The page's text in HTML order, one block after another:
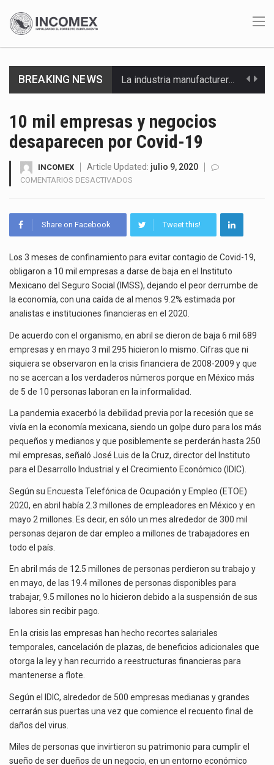
BREAKING NEWS La industria manufacturera de exportación afiliada a Index en Nuevo León ha alcanzado hasta 10%…
El secretario de Economía de México, Marcelo Ebrard Casaubon, sostuvo una reunión de trabajo con…
La reforma que reduce la jornada laboral a 40 horas semanales omitió precisar su aplicación…
10 mil empresas y negocios
desaparecen por Covid-19
INCOMEX Article Updated: julio 9, 2020
COMENTARIOS DESACTIVADOS
EMPRESAS
DESAPARECEN
POR
COVID-
19
Share on Facebook Tweet this!
Los 3 meses de confinamiento para evitar contagio de Covid-19,
obligaron a 10 mil empresas a darse de baja en el Instituto
Mexicano del Seguro Social (IMSS), dejando el peor derrumbe de
la economía, con una caída de al menos 9.2% estimada por
analistas e instituciones financieras en el 2020.
De acuerdo con el organismo, en abril se dieron de baja 6 mil 689
empresas y en mayo 3 mil 295 hicieron lo mismo. Cifras que ni
siquiera se observaron en la crisis financiera de 2008-2009 y que
no se acercan a los verdaderos números porque en México más
de 5 de 10 personas laboran en la informalidad.
La pandemia exacerbó la debilidad previa por la recesión que se
vivía en la economía mexicana, siendo un golpe duro para los más
pequeños y medianos y que posiblemente se perderán hasta 250
mil empresas, señaló José Luis de la Cruz, director del Instituto
para el Desarrollo Industrial y el Crecimiento Económico (IDIC).
Según su Encuesta Telefónica de Ocupación y Empleo (ETOE)
2020, en abril había 2.3 millones de empleadores en México y en
mayo 2 millones. Es decir, en sólo un mes alrededor de 300 mil
personas dejaron de dar empleo a millones de trabajadores en
todo el país.
En abril más de 12.5 millones de personas perdieron su trabajo y
en mayo, de las 19.4 millones de personas disponibles para
trabajar, 9.5 millones no lo hicieron debido a la suspensión de sus
labores sin recibir pago.
En la crisis las empresas han hecho recortes salariales
temporales, cancelación de plazas, de beneficios adicionales que
otorga la ley y han recurrido a reestructuras financieras para
mantenerse a flote.
Según el IDIC, alrededor de 500 empresas medianas y grandes
cerrarán sus puertas una vez que comience el recuento final de
daños del virus.
Miles de personas que invirtieron su patrimonio para cumplir el
sueño de ser dueños de un negocio, en un entorno económico